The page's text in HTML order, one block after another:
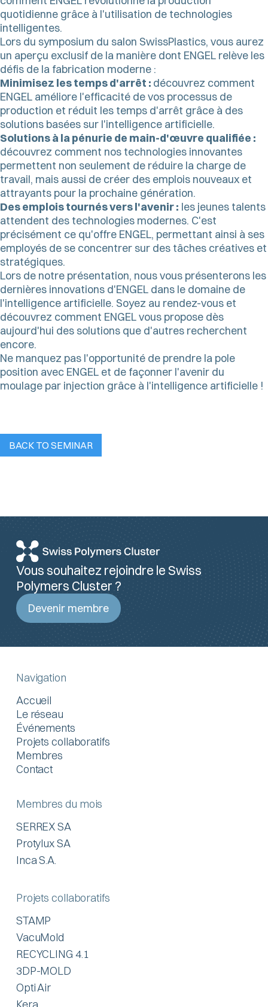
quotidienne grâce à l'utilisation de technologies
intelligentes.
Lors du symposium du salon SwissPlastics, vous aurez
un aperçu exclusif de la manière dont ENGEL relève les
défis de la fabrication moderne :
Minimisez les temps d'arrêt : découvrez comment
ENGEL améliore l'efficacité de vos processus de
production et réduit les temps d'arrêt grâce à des
solutions basées sur l'intelligence artificielle.
Solutions à la pénurie de main-d'œuvre qualifiée :
découvrez comment nos technologies innovantes
permettent non seulement de réduire la charge de
travail, mais aussi de créer des emplois nouveaux et
attrayants pour la prochaine génération.
Des emplois tournés vers l'avenir : les jeunes talents
attendent des technologies modernes. C'est
précisément ce qu'offre ENGEL, permettant ainsi à ses
employés de se concentrer sur des tâches créatives et
stratégiques.
Lors de notre présentation, nous vous présenterons les
dernières innovations d'ENGEL dans le domaine de
l'intelligence artificielle. Soyez au rendez-vous et
découvrez comment ENGEL vous propose dès
aujourd'hui des solutions que d'autres recherchent
encore.
Ne manquez pas l'opportunité de prendre la pole
position avec ENGEL et de façonner l'avenir du
moulage par injection grâce à l'intelligence artificielle !
BACK TO SEMINAR
Vous souhaitez rejoindre le Swiss
Polymers Cluster ?
Devenir membre
Navigation
Accueil
Le réseau
Événements
Projets collaboratifs
Membres
Contact
Membres du mois
SERREX SA
Protylux SA
Inca S.A.
Projets collaboratifs
STAMP
VacuMold
RECYCLING 4.1
3DP-MOLD
Opti Air